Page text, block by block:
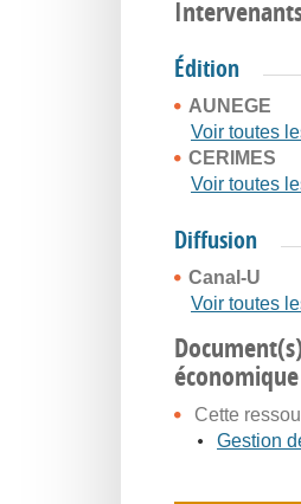
Édition
AUNEGE
Voir toutes
CERIMES
Voir toutes
Diffusion
Canal-U
Voir toutes
économique
Cette
Gestion